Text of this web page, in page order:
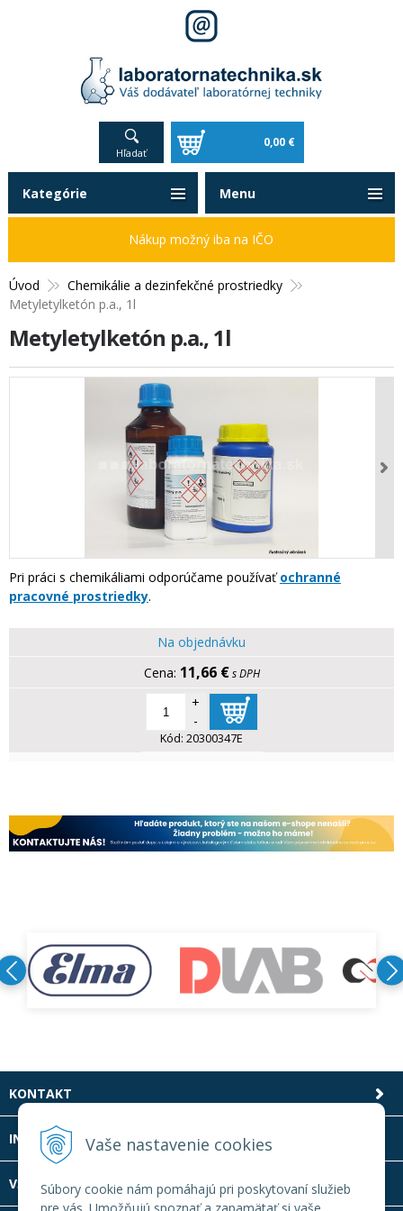
Vaše nastavenie cookies
Súbory cookie nám pomáhajú pri poskytovaní služieb
Hľadať
0,00 €
Úvod
Chemikálie a dezinfekčné prostriedky
Metyletylketón p.a., 1l
Metyletylketón p.a., 1l
Pri práci s chemikáliami odporúčame používaťochranné
pracovné prostriedky.
Na objednávku
11,66 € s DPH
+
-
Kód: 20300347E
Kategórie
Nákup možný iba na IČO
Menu
KONTAKT
INFOLINKA
VŠETKO O NÁKUPE